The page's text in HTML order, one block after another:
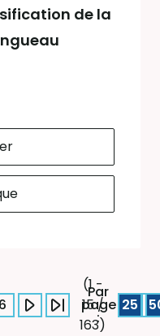
de la
6
(1 -
15 /
163)
Par
page
:
25